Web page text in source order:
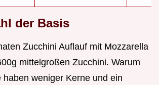
der Basis
Zucchini Auflauf mit Mozzarella
mittelgroßen Zucchini. Warum
haben weniger Kerne und ein